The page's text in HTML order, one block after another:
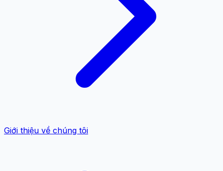
Giới thiệu về chúng tôi